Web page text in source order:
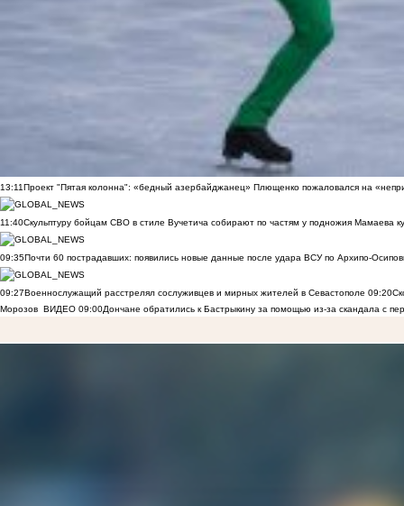
13:11Проект "Пятая колонна": «бедный азербайджанец» Плющенко пожаловался на
11:40Скульптуру бойцам СВО в стиле Вучетича собирают по частям у подножия Мамаева
09:35Почти 60 пострадавших: появились новые данные после удара ВСУ по Архипо-
09:27Военнослужащий расстрелял сослуживцев и мирных жителей в Севастополе 09:20
Морозов
ВИДЕО 09:00Дончане обратились к Бастрыкину за помощью из-за скандала с